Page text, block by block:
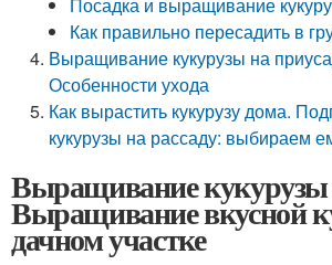
Как правильно пересадить в
Выращивание кукурузы на
Особенности ухода
Как вырастить кукурузу дома.
кукурузы на рассаду: выбираем
Выращивание кукурузы
Выращивание вкусной
дачном участке